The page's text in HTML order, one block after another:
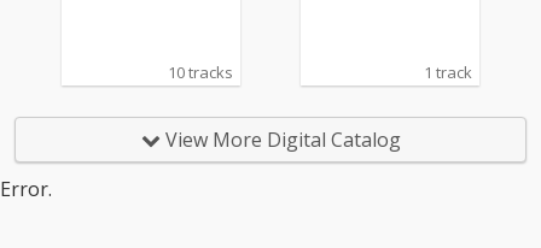
10 tracks 1 track
View More Digital Catalog
Error.